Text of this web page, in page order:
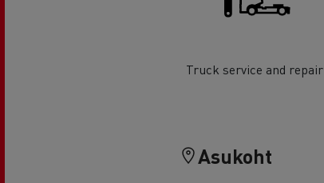
Truck service and repair
Asukoht